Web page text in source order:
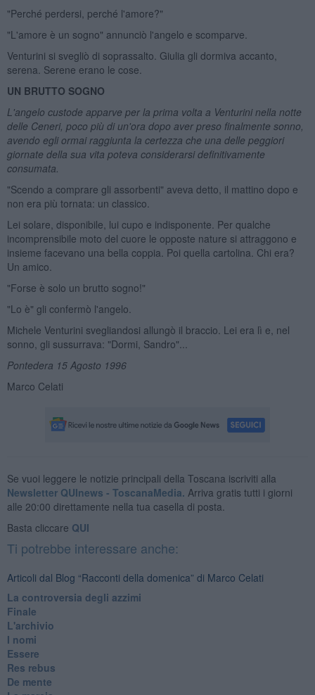
"Perché perdersi, perché l'amore?"
"L'amore è un sogno" annunciò l'angelo e scomparve.
Venturini si svegliò di soprassalto. Giulia gli dormiva accanto,
serena. Serene erano le cose.
UN BRUTTO SOGNO
L'angelo custode apparve per la prima volta a Venturini nella notte
delle Ceneri, poco più di un'ora dopo aver preso finalmente sonno,
avendo egli ormai raggiunta la certezza che una delle peggiori
giornate della sua vita poteva considerarsi definitivamente
consumata.
"Scendo a comprare gli assorbenti" aveva detto, il mattino dopo e
non era più tornata: un classico.
Lei solare, disponibile, lui cupo e indisponente. Per qualche
incomprensibile moto del cuore le opposte nature si attraggono e
insieme facevano una bella coppia. Poi quella cartolina. Chi era?
Un amico.
"Forse è solo un brutto sogno!"
"Lo è" gli confermò l'angelo.
Michele Venturini svegliandosi allungò il braccio. Lei era lì e, nel
sonno, gli sussurrava: "Dormi, Sandro"...
Pontedera 15 Agosto 1996
Marco Celati
Se vuoi leggere le notizie principali della Toscana iscriviti alla
Newsletter QUInews - ToscanaMedia. Arriva gratis tutti i giorni
alle 20:00 direttamente nella tua casella di posta.
Basta cliccare QUI
Ti potrebbe interessare anche:
Articoli dal Blog “Racconti della domenica” di Marco Celati
La controversia degli azzimi
Finale
L'archivio
I nomi
Essere
Res rebus
De mente